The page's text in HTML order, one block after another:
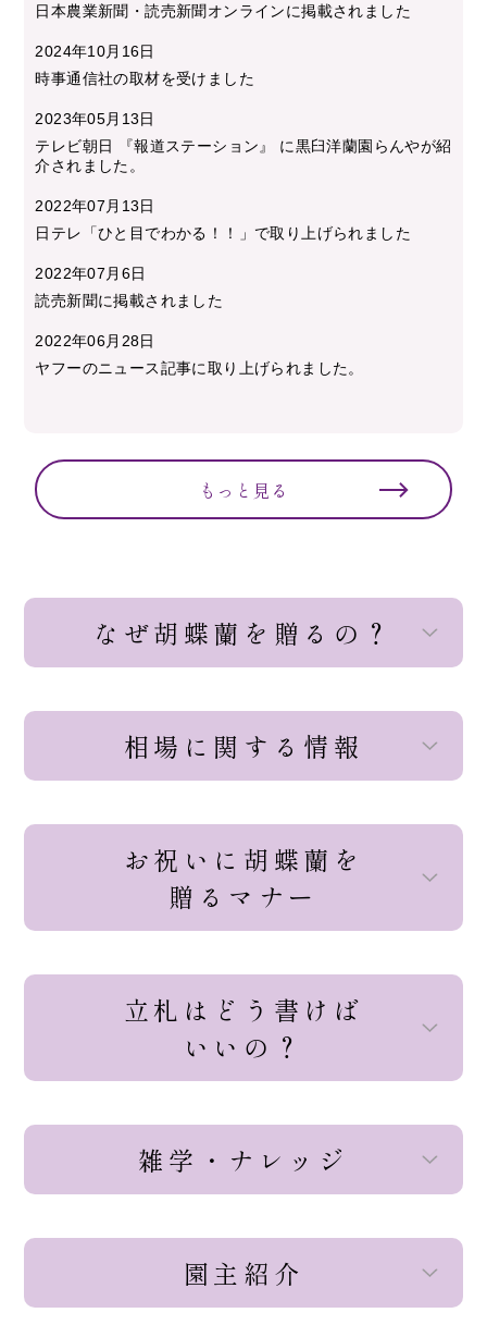
日本農業新聞・読売新聞オンラインに掲載されました
2024年10月16日
時事通信社の取材を受けました
2023年05月13日
テレビ朝日 『報道ステーション』 に黒臼洋蘭園らんやが紹
介されました。
2022年07月13日
日テレ「ひと目でわかる！！」で取り上げられました
2022年07月6日
読売新聞に掲載されました
2022年06月28日
ヤフーのニュース記事に取り上げられました。
もっと見る
なぜ胡蝶蘭を贈るの？
相場に関する情報
お祝いに胡蝶蘭を
贈るマナー
立札はどう書けば
いいの？
雑学・ナレッジ
園主紹介